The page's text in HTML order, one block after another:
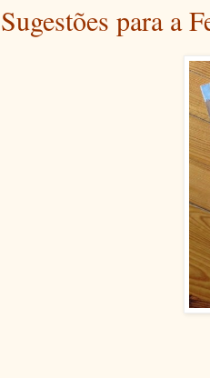
Sugestões para a